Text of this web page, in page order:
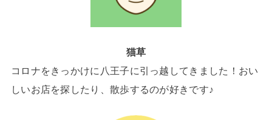
猫草
コロナをきっかけに八王子に引っ越してきました！おい
しいお店を探したり、散歩するのが好きです♪